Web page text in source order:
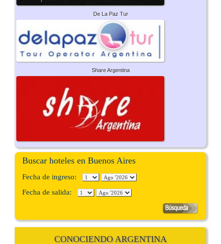
De La Paz Tur
Share Argentina
Buscar hoteles en Buenos Aires
Fecha de ingreso:
Fecha de salida:
CONOCIENDO ARGENTINA